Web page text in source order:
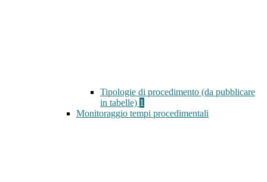
Tipologie di procedimento (da pubblicare
in tabelle) 1
Monitoraggio tempi procedimentali